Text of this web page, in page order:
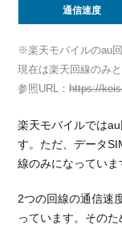
通信速度
※楽天モバイルのau
現在は楽天回線のみ
参照URL：https://
楽天モバイルでは
す。ただ、データ
線のみになっていま
2つの回線の通信速
っています。その